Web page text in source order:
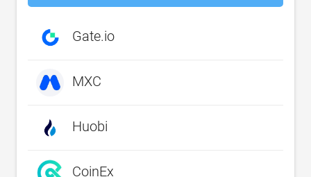
Gate.io
MXC
Huobi
CoinEx